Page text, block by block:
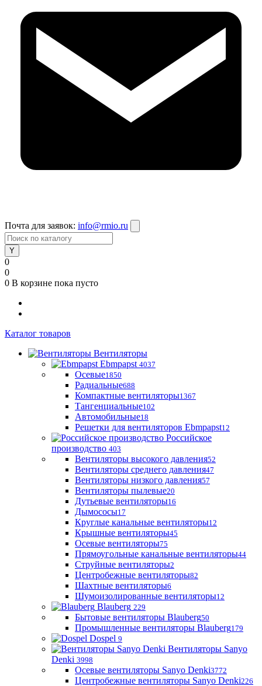
Почта для заявок: info@rmio.ru
0
0
0 В корзине пока пусто
Каталог товаров
Вентиляторы
Ebmpapst 4037
Осевые1850
Радиальные688
Компактные вентиляторы1367
Тангенциальные102
Автомобильные18
Решетки для вентиляторов Ebmpapst12
Российское
производство 403
Вентиляторы высокого давления52
Вентиляторы среднего давления47
Вентиляторы низкого давления57
Вентиляторы пылевые20
Дутьевые вентиляторы16
Дымососы17
Круглые канальные вентиляторы12
Крышные вентиляторы45
Осевые вентиляторы75
Прямоугольные канальные вентиляторы44
Струйные вентиляторы2
Центробежные вентиляторы82
Шахтные вентиляторы6
Шумоизолированные вентиляторы12
Blauberg 229
Бытовые вентиляторы Blauberg50
Промышленные вентиляторы Blauberg179
Dospel 9
Вентиляторы Sanyo
Denki 3998
Осевые вентиляторы Sanyo Denki3772
Центробежные вентиляторы Sanyo Denki226